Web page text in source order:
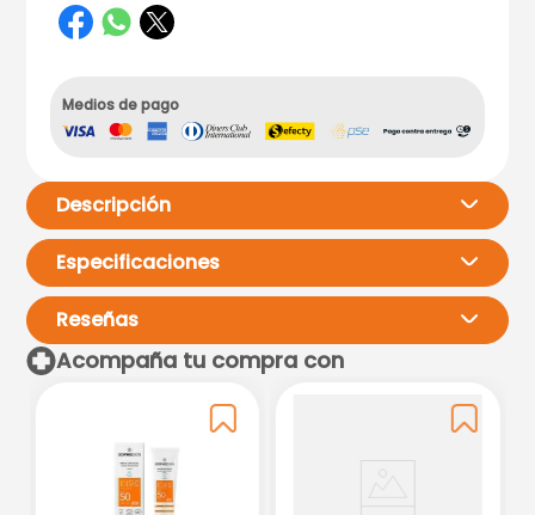
Medios de pago
Descripción
Especificaciones
Reseñas
Por favor, inicia sesión para
escribir un comentario.
Acompaña tu compra con